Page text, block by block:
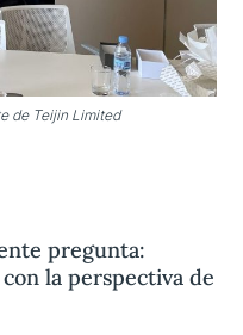
de Teijin Limited
pregunta:
la perspectiva de